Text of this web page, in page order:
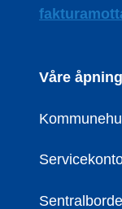
Våre